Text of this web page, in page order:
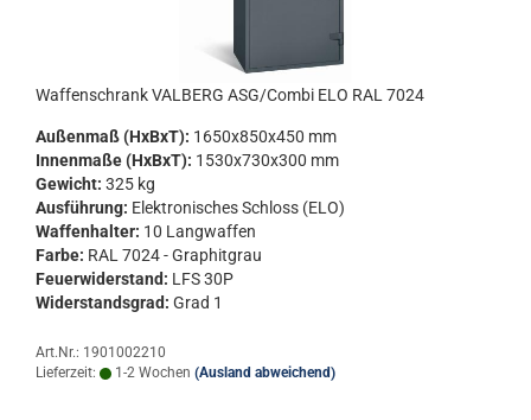
Waf­fen­schrank VAL­BERG ASG/Combi ELO RAL 7024
Au­ßen­maß (HxBxT): 1650x850x450 mm
In­nen­ma­ße (HxBxT): 1530x730x300 mm
Ge­wicht: 325 kg
Aus­füh­rung: Elek­tro­ni­sches Schloss (ELO)
Waf­fen­hal­ter: 10 Lang­waf­fen
Farbe: RAL 7024 - Gra­phit­grau
Feu­er­wi­der­stand: LFS 30P
Wi­der­stands­grad: Grad 1
Art.Nr.: 1901002210
Lieferzeit:
1-2 Wochen (Ausland abweichend)